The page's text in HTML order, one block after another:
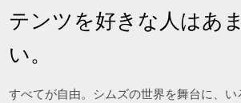
テンツを好きな人はあ
い。
すべてが自由。シムズの世界を舞台に、い